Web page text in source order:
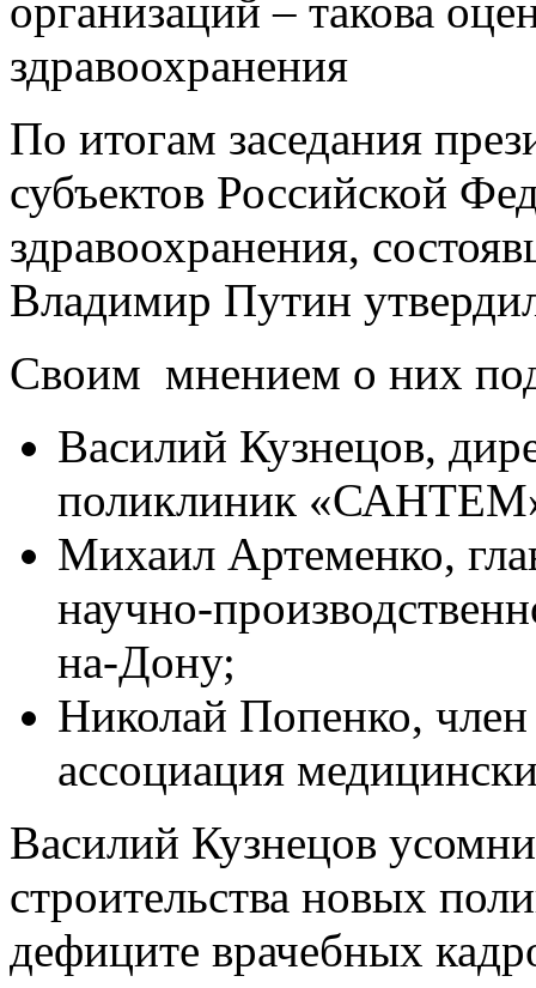
организаций – такова
здравоохранения
По итогам заседания
субъектов Российской
здравоохранения,
Владимир Путин
Своим мнением о них
Василий Кузнецов,
поликлиник
Михаил Артеменко,
научно-
на-Дону;
Николай Попенко,
ассоциация
Василий Кузнецов
строительства новых
дефиците врачебных